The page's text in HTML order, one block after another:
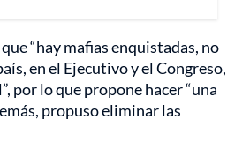
“hay mafias enquistadas, no
en el Ejecutivo y el Congreso,
por lo que propone hacer “una
propuso eliminar las